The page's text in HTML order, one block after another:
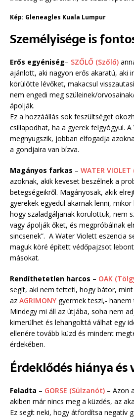
Kép: Gleneagles Kuala Lumpur
Személyisége is
Erős egyéniség– SZŐLŐ (Szőlő)
ajánlott, aki nagyon erős akaratú, aki
körülötte lévőket, makacsul
nem engedi meg szüleinek/
ápolják.
Ez a hozzáállás sok feszültséget
csillapodhat, ha a gyerek felgyógyul. A
megnyugszik, jobban elfogadja
a gondjaira van bízva.
Magányos farkas – WATER
azoknak, akik keveset beszélnek a
betegségeikről. Magányosak, akik
gyerekek egyedül akarnak lenni,
hogy szaladgáljanak körülöttük, nem
vagy ápolják őket, és megpróbálnak
sincsenek”. A Water Violett eszencia
maguk köré épített védőpajzsot
másokat.
Rendíthetetlen harcos – OAK
segít, aki nem tetteti, hogy bátor,
az AGRIMONY gyermek teszi,- hanem
Mindegy mi áll az útjába, soha nem
kimerülhet és lehangolttá válhat egy
ellenére tovább küzd és mindent
érdekében.
Érdeklődés hiánya és
Feladta – GORSE (Sülzanót) – Azon
akiben már nincs meg a küzdés, az
Ez segít neki, hogy átfordítsa negatív